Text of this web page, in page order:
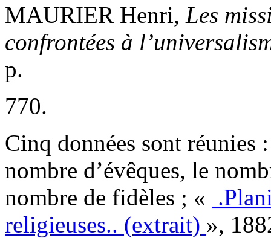
MAURIER Henri, Les
confrontées à
p.
770.
Cinq données sont réunies
nombre d’évêques, le
nombre de fidèles ; «
religieuses.. (extrait) »,